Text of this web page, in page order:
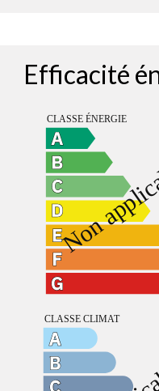
Efficacité